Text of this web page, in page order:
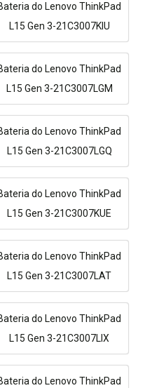
do Lenovo ThinkPad
L15 Gen 3-21C3007KIU
do Lenovo ThinkPad
L15 Gen 3-21C3007LGM
do Lenovo ThinkPad
L15 Gen 3-21C3007LGQ
do Lenovo ThinkPad
L15 Gen 3-21C3007KUE
do Lenovo ThinkPad
L15 Gen 3-21C3007LAT
do Lenovo ThinkPad
L15 Gen 3-21C3007LIX
do Lenovo ThinkPad